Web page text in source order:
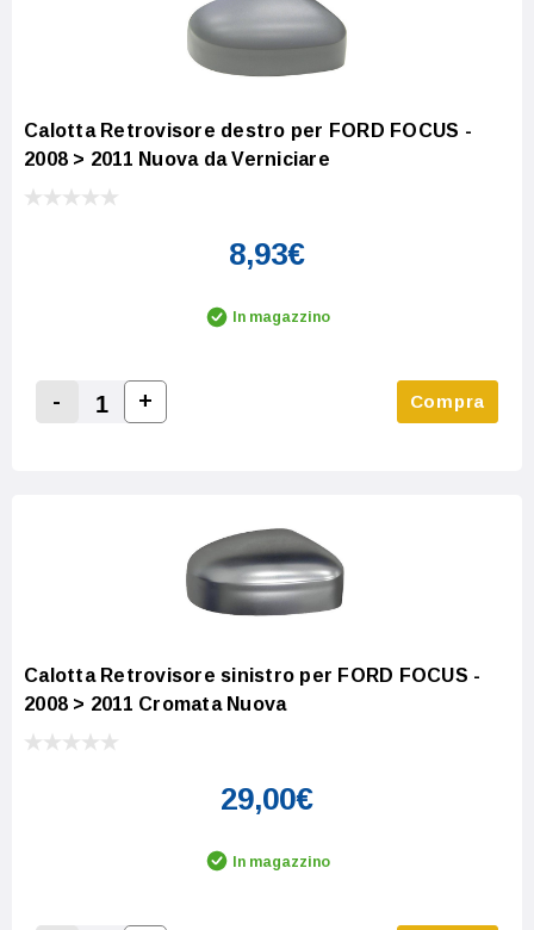
Calotta Retrovisore destro per FORD FOCUS -
2008 > 2011 Nuova da Verniciare
8,93€
In magazzino
Decrease Quantity:
-
Increase Quantity:
+ Compra
Calotta Retrovisore sinistro per FORD FOCUS -
2008 > 2011 Cromata Nuova
29,00€
In magazzino